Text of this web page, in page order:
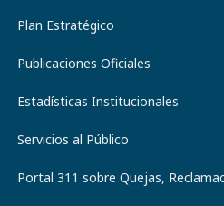
Plan Estratégico
Publicaciones Oficiales
Estadísticas Institucionales
Servicios al Público
Portal 311 sobre Quejas,